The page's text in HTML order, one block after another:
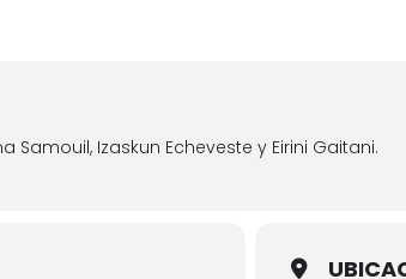
Izaskun Echeveste y Eirini Gaitani.